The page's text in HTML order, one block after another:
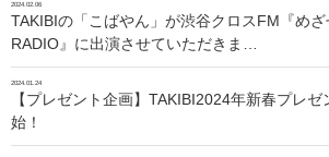
2024.02.06
TAKIBIの「こばやん」が渋谷クロスFM『め
RADIO』に出演させていただきま…
2024.01.24
【プレゼント企画】TAKIBI2024年新春プレ
始！